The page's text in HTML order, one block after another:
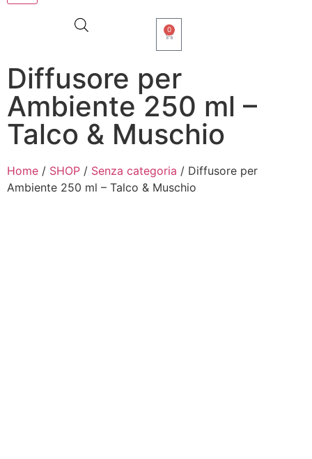
0
Diffusore per
Ambiente 250 ml –
Talco & Muschio
Home / SHOP / Senza categoria / Diffusore per
Ambiente 250 ml – Talco & Muschio